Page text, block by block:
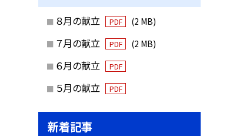
８月の献立 PDF (2 MB)
７月の献立 PDF (2 MB)
６月の献立 PDF
５月の献立 PDF
新着記事